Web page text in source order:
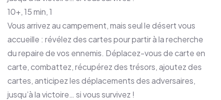
10+, 15 min, 1
Vous arrivez au campement, mais seul le désert vous
accueille : révélez des cartes pour partir à la recherche
du repaire de vos ennemis. Déplacez-vous de carte en
carte, combattez, récupérez des trésors, ajoutez des
cartes, anticipez les déplacements des adversaires,
jusqu’à la victoire… si vous survivez !